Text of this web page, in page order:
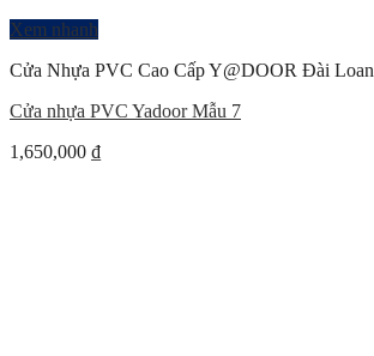
Xem nhanh
Cửa Nhựa PVC Cao Cấp Y@DOOR Đài Loan
Cửa nhựa PVC Yadoor Mẫu 7
1,650,000 ₫